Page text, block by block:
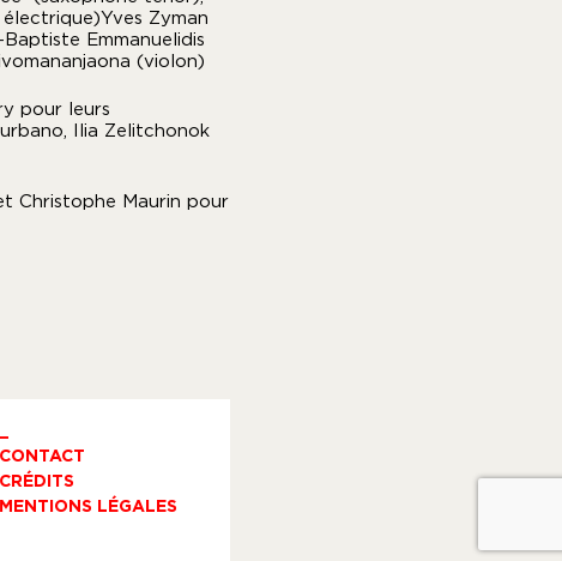
Zyman
Emmanuelidis
(violon)
pour leurs
Ilia Zelitchonok
Christophe Maurin pour
CONTACT
CRÉDITS
MENTIONS LÉGALES